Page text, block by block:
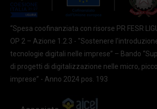
“Spesa coofinanziata con risorse PR FESR
OP 2 – Azione 1.2.3 - "Sostenere
tecnologie digitali nelle imprese” – Bando
di progetti di digitalizzazione nelle micro,
imprese” - Anno 2024 pos. 193